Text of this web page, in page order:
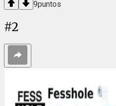
9puntos
#2